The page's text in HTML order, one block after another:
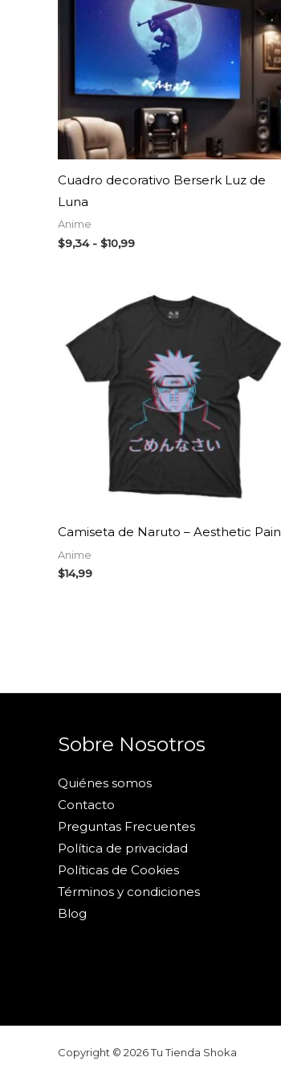
AGOTADO
Cuadro decorativo Berserk Luz de
Luna
Anime
$9,34 - $10,99
$10,99
Camiseta de Naruto – Aesthetic Pain
Anime
$14,99
Sobre Nosotros
Quiénes somos
Contacto
Preguntas Frecuentes
Política de privacidad
Políticas de Cookies
Términos y condiciones
Blog
Copyright © 2026 Tu Tienda Shoka